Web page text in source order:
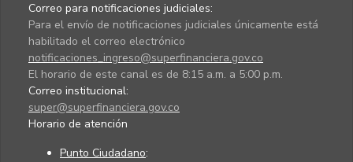
Correo para notificaciones judiciales:
Para el envío de notificaciones judiciales únicamente está
habilitado el correo electrónico
notificaciones_ingreso@superfinanciera.gov.co
El horario de este canal es de 8:15 a.m. a 5:00 p.m.
Correo institucional:
super@superfinanciera.gov.co
Horario de atención
Punto Ciudadano: